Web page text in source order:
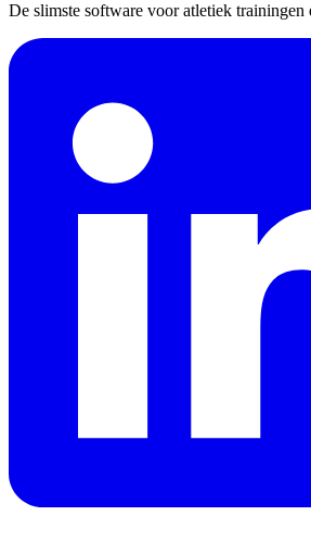
De slimste software voor atletiek trainingen